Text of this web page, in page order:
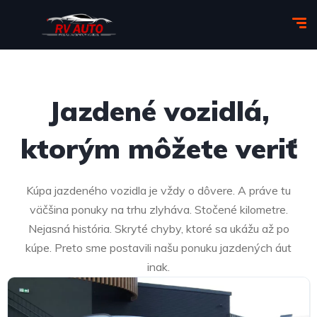
Jazdené vozidlá,
ktorým môžete veriť​
Kúpa jazdeného vozidla je vždy o dôvere. A práve tu
väčšina ponuky na trhu zlyháva. Stočené kilometre.
Nejasná história. Skryté chyby, ktoré sa ukážu až po
kúpe. Preto sme postavili našu ponuku jazdených áut
inak.